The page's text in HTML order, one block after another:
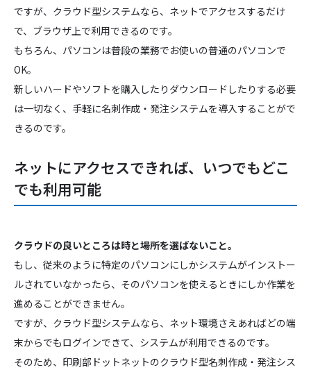
ですが、クラウド型システムなら、ネットでアクセスするだけ
で、ブラウザ上で利用できるのです。
もちろん、パソコンは普段の業務でお使いの普通のパソコンで
OK。
新しいハードやソフトを購入したりダウンロードしたりする必要
は一切なく、手軽に名刺作成・発注システムを導入することがで
きるのです。
ネットにアクセスできれば、いつでもどこ
でも利用可能
クラウドの良いところは時と場所を選ばないこと。
もし、従来のように特定のパソコンにしかシステムがインストー
ルされていなかったら、そのパソコンを使えるときにしか作業を
進めることができません。
ですが、クラウド型システムなら、ネット環境さえあればどの端
末からでもログインできて、システムが利用できるのです。
そのため、印刷部ドットネットのクラウド型名刺作成・発注シス